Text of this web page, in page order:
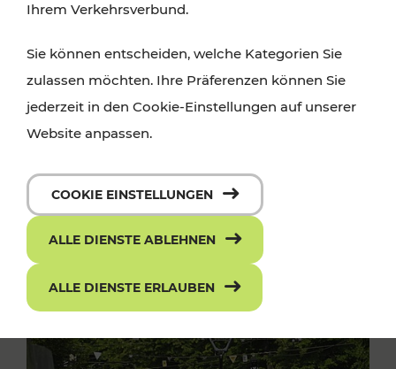
Ihrem Verkehrsverbund.
Sie können entscheiden, welche Kategorien Sie
zulassen möchten. Ihre Präferenzen können Sie
jederzeit in den Cookie-Einstellungen auf unserer
Website anpassen.
COOKIE EINSTELLUNGEN
ALLE DIENSTE ABLEHNEN
ALLE DIENSTE ERLAUBEN